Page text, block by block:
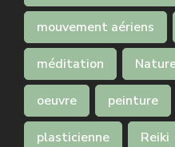
mouvement aériens
méditation
oeuvre peinture
plasticienne Reiki